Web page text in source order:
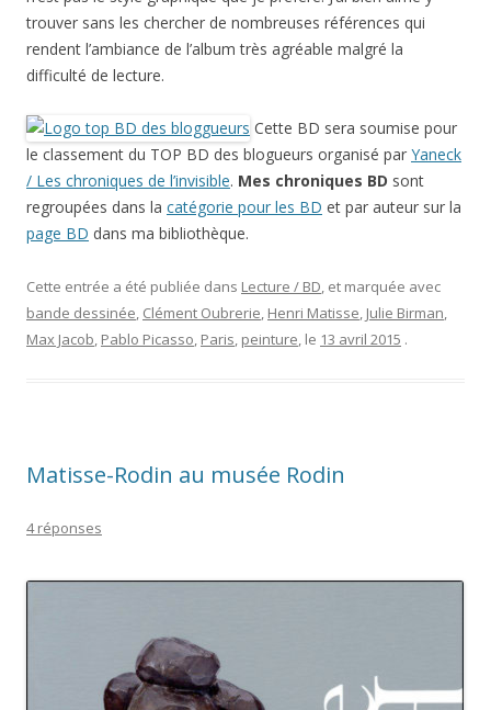
trouver sans les chercher de nombreuses références qui
rendent l’ambiance de l’album très agréable malgré la
difficulté de lecture.
Cette BD sera soumise pour
le classement du TOP BD des blogueurs organisé par Yaneck
/ Les chroniques de l’invisible. Mes chroniques BD sont
regroupées dans la catégorie pour les BD et par auteur sur la
page BD dans ma bibliothèque.
Cette entrée a été publiée dans Lecture / BD, et marquée avec
bande dessinée, Clément Oubrerie, Henri Matisse, Julie Birman,
Max Jacob, Pablo Picasso, Paris, peinture, le 13 avril 2015 .
Matisse-Rodin au musée Rodin
4 réponses